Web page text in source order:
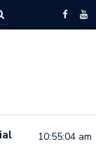
previo a la
10:55:05 am